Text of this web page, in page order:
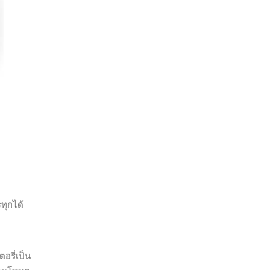
กได้
อรี่เป็น